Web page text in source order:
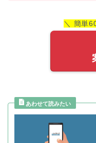
＼ 簡単